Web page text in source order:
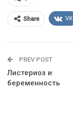
Share VK
PREV POST
Листериоз и
беременность